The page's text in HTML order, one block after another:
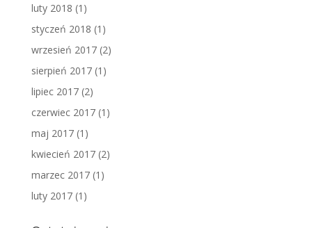
luty 2018 (1)
styczeń 2018 (1)
wrzesień 2017(2)
sierpień 2017(1)
lipiec 2017(2)
czerwiec 2017(1)
maj 2017(1)
kwiecień 2017(2)
marzec 2017(1)
luty 2017(1)